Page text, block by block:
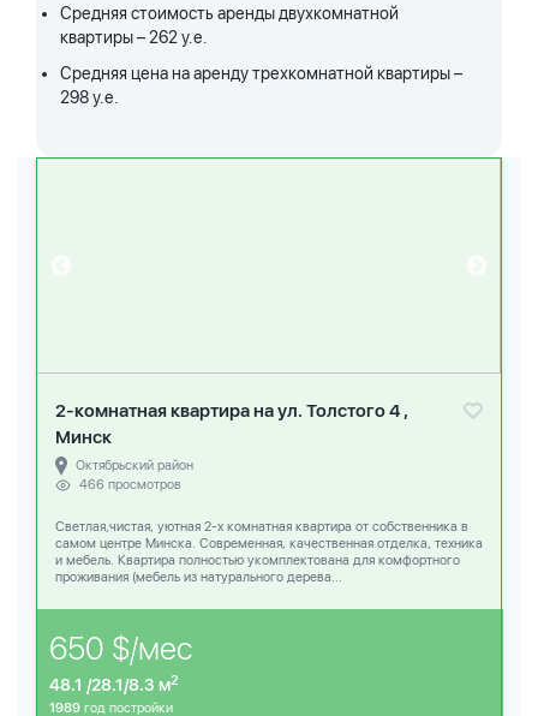
Средняя стоимость аренды двухкомнатной
квартиры – 262 у.е.
Средняя цена на аренду трехкомнатной квартиры –
298 у.е.
2-комнатная квартира на ул. Толстого 4 ,
Минск
Октябрьский район
466 просмотров
Светлая,чистая, уютная 2-х комнатная квартира от собственника в
самом центре Минска. Современная, качественная отделка, техника
и мебель. Квартира полностью укомплектована для комфортного
проживания (мебель из натурального дерева...
650 $/мес
48.1 /28.1/8.3 м2
1989 год постройки